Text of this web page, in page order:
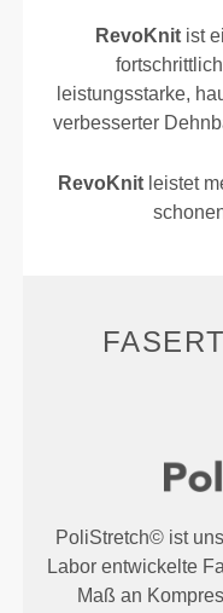
RevoKnit ist
leistungsstarke,
verbesserter
RevoKnitleistet
PoliStretch© ist
Labor entwickelte
Maß an